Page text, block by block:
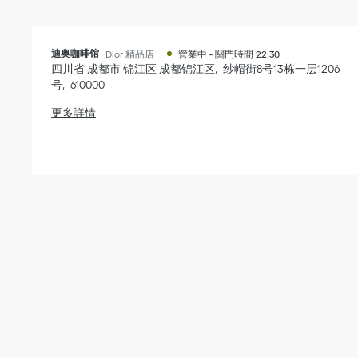
迪奥咖啡馆 Dior 精品店 營業中 - 關門時間 22:30
四川省 成都市锦江区 成都锦江区
纱帽街8号13栋一层1206
号
610000
更多詳情